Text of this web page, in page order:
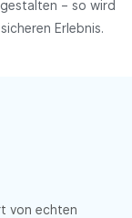
– so wird
Erlebnis.
von echten